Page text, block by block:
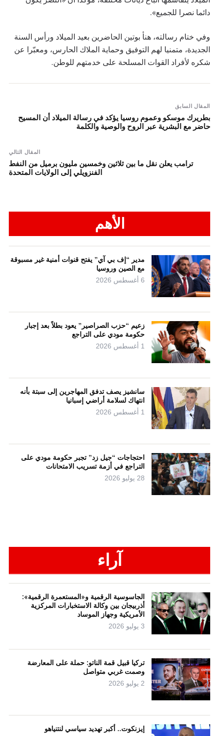
دائما نصرا للجميع».
وفي ختام رسالته، هنأ بوتين الحاضرين بعيد الميلاد ورأس السنة
الجديدة، متمنيا لهم التوفيق وحماية الملاك الحارس، ومعبّرا عن
شكره لأفراد القوات المسلحة على خدمتهم للوطن.
المقال السابق
بطريرك موسكو وعموم روسيا يؤكد في رسالة الميلاد أن المسيح
حاضر مع البشرية عبر الروح والوصية والكلمة
المقال التالي
ترامب يعلن نقل ما بين ثلاثين وخمسين مليون برميل من النفط
الفنزويلي إلى الولايات المتحدة
الأهم
مدير “إف بي آي” يفتح قنوات أمنية غير مسبوقة
مع الصين وروسيا
6 أغسطس 2026
زعيم “حزب الصراصير” يعود بطلاً بعد إجبار
حكومة مودي على التراجع
1 أغسطس 2026
سانشيز يصف تدفق المهاجرين إلى سبتة بأنه
انتهاك لسلامة أراضي إسبانيا
1 أغسطس 2026
احتجاجات “جيل زد” تجبر حكومة مودي على
التراجع في أزمة تسريب الامتحانات
28 يوليو 2026
آراء
الجاسوسية الرقمية و«المستعمرة الرقمية»:
أذربيجان بين وكالة الاستخبارات المركزية
الأمريكية وجهاز الموساد
3 يوليو 2026
تركيا قبيل قمة الناتو: حملة على المعارضة
وصمت غربي متواصل
2 يوليو 2026
إيزنكوت.. أكبر تهديد سياسي لنتنياهو